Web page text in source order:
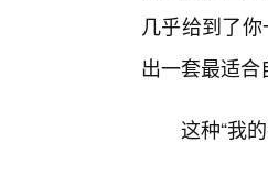
几乎给到了
出一套最适合
这种“我